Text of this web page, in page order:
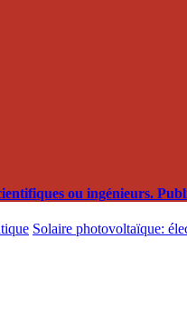
ou ingénieurs.
Solaire photovoltaïque: